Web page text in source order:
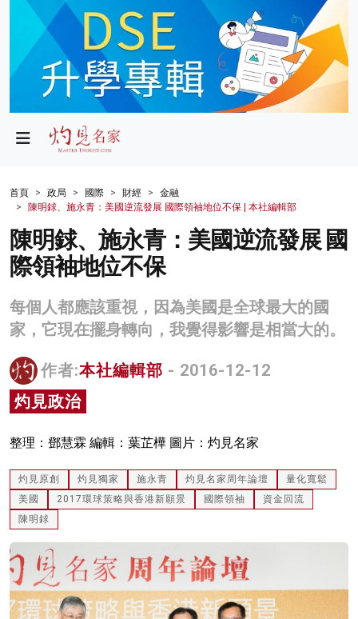
政局
財經
生活
健康
商業
科技
名家榜
灼見活動
關於我們
首頁 政局 國際 財經
金融
陳明銶、施永青：美國逆流發展 國際領袖地位不保 | 本社編輯部
陳明銶、施永青：美國逆流發展 國
際領袖地位不保
每個人都應該重視，因為美國是全球最大的國
家，它現在擺身轉向，我覺得影響是相當大的。
作者:本社編輯部 - 2016-12-12
灼見政治
整理：鄧慧霖 編輯：葉芷樺 圖片：灼見名家
灼見原創 灼見獨家 施永青 灼見名家周年論壇
量化寬鬆
美國
2017環球策略與香港新願景 國際領袖
資金回流
陳明銶